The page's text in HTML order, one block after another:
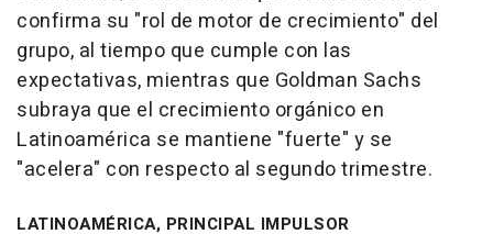
confirma su "rol de motor de crecimiento" del
grupo, al tiempo que cumple con las
expectativas, mientras que Goldman Sachs
subraya que el crecimiento orgánico en
Latinoamérica se mantiene "fuerte" y se
"acelera" con respecto al segundo trimestre.
LATINOAMÉRICA, PRINCIPAL IMPULSOR